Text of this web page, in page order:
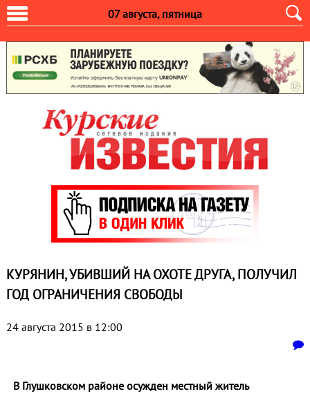
07 августа, пятница
КУРЯНИН, УБИВШИЙ НА ОХОТЕ ДРУГА, ПОЛУЧИЛ
ГОД ОГРАНИЧЕНИЯ СВОБОДЫ
24 августа 2015 в 12:00
В Глушковском районе осужден местный житель